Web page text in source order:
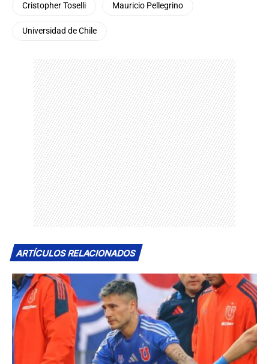
Cristopher Toselli Mauricio Pellegrino
Universidad de Chile
ARTÍCULOS RELACIONADOS